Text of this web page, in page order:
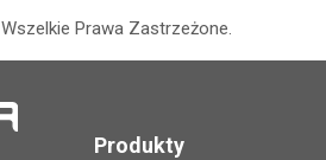
Wszelkie Prawa Zastrzeżone.
Produkty